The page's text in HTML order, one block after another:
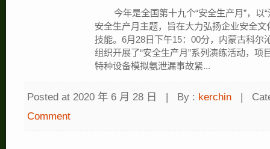
今年是全国第十九个“安全生产月”，以“
安全生产月主题，旨在大力弘扬企业安全
技能。6月28日下午15：00分，内蒙古科尔
组织开展了“安全生产月”系列演练活动，项
特种设备模拟氨泄漏事故紧...
Posted at 2020 年 6 月 28 日 | By : kerchin |
Comment